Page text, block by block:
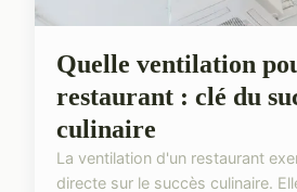
Quelle ventilation
restaurant : clé du
culinaire
La ventilation d'un restaurant
directe sur le succès culinaire.